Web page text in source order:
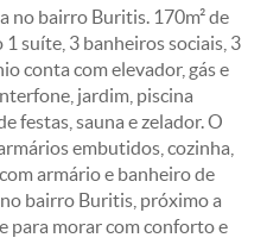
no bairro Buritis. 170m² de
suíte, 3 banheiros sociais, 3
conta com elevador, gás e
jardim, piscina
festas, sauna e zelador. O
embutidos, cozinha,
armário e banheiro de
bairro Buritis, próximo a
para morar com conforto e